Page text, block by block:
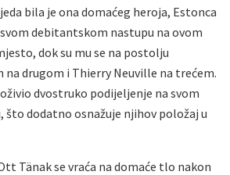
bila je ona domaćeg heroja, Estonca
debitantskom nastupu na ovom
dok su mu se na postolju
na drugom i Thierry Neuville na trećem.
dvostruko podijeljenje na svom
što dodatno osnažuje njihov položaj u
Tänak se vraća na domaće tlo nakon